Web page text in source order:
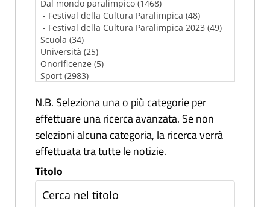
N.B. Seleziona una o più categorie per
effettuare una ricerca avanzata. Se non
selezioni alcuna categoria, la ricerca verrà
effettuata tra tutte le notizie.
Titolo